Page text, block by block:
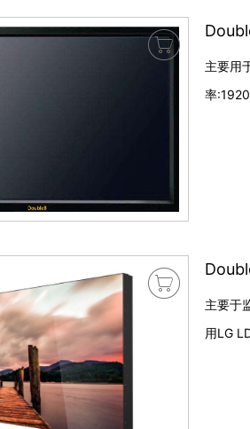

主要用
率

主要于
用LG